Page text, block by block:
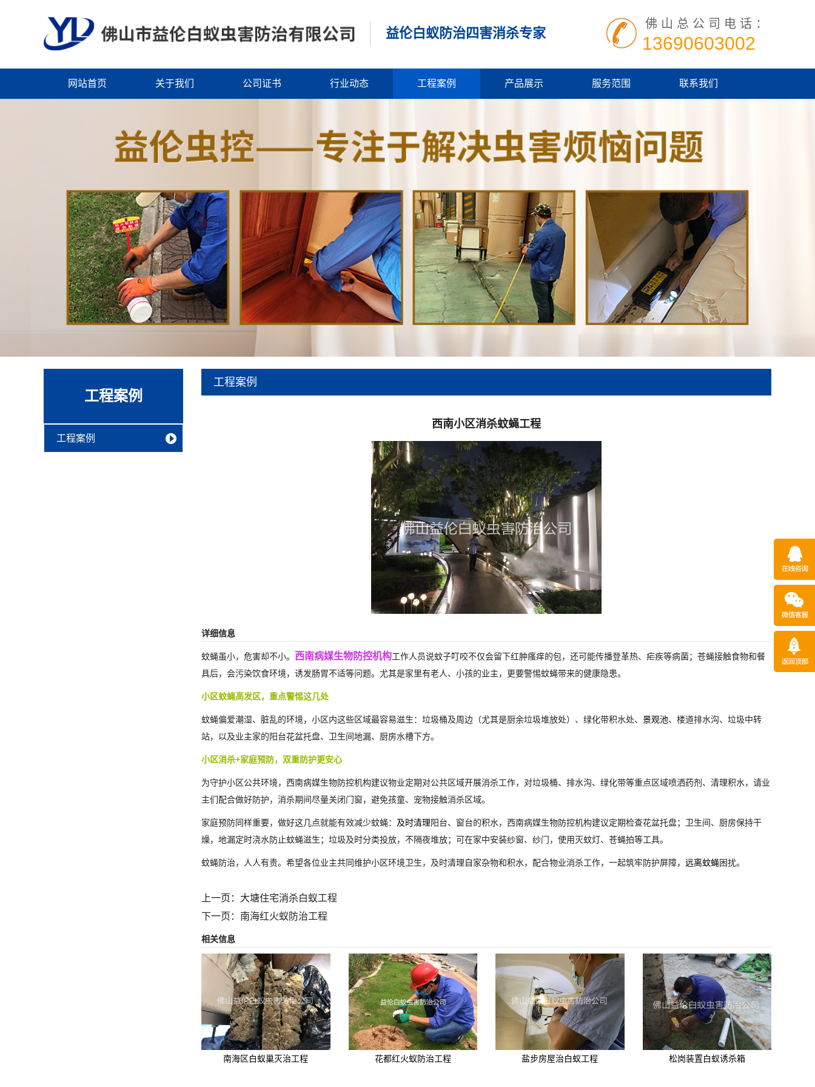
益伦白蚁防治四害消杀专家
佛山总公司电话：
13690603002
网站首页 关于我们 公司证书 行业动态 工程案例 产品展示 服务范围 联系我们
工程案例
工程案例
工程案例
西南小区消杀蚊蝇工程
详细信息
蚊蝇虽小，危害却不小。 西南病媒生物防控机构工作人员说蚊子叮咬不仅会留下红肿瘙痒的包，还可能传播登革热、疟疾等病菌；苍蝇接触食物和餐
具后，会污染饮食环境，诱发肠胃不适等问题。尤其是家里有老人、小孩的业主，更要警惕蚊蝇带来的健康隐患。
小区蚊蝇高发区，重点警惕这几处
蚊蝇偏爱潮湿、脏乱的环境，小区内这些区域最容易滋生：垃圾桶及周边（尤其是厨余垃圾堆放处）、绿化带积水处、 景观池、楼道排水沟、垃圾中转
站，以及业主家的阳台花盆托盘、卫生间地漏、厨房水槽下方。
小区消杀+家庭预防，双重防护更安心
为守护小区公共环境，西南病媒生物防控机构建议物业定期对公共区域开展消杀工作，对垃圾桶、排水沟、绿化带等重点区域喷洒药剂、清理积水，请业
主们配合做好防护，消杀期间尽量关闭门窗，避免孩童、宠物接触消杀区域。
家庭预防同样重要，做好这几点就能有效减少蚊蝇： 及时清理阳台、窗台的积水，西南病媒生物防控机构建议定期检查花盆托盘；卫生间、厨房保持干
燥，地漏定时浇水防止蚊蝇滋生；垃圾及时分类投放，不隔夜堆放；可在家中安装纱窗、纱门，使用灭蚊灯、苍蝇拍等工具。
蚊蝇防治，人人有责。希望各位业主共同维护小区环境卫生，及时清理自家杂物和积水，配合物业消杀工作，一起筑牢防护屏障， 远离蚊蝇困扰。
上一页： 大塘住宅消杀白蚁工程
下一页： 南海红火蚁防治工程
相关信息
南海区白蚁巢灭治工程 花都红火蚁防治工程 盐步房屋治白蚁工程 松岗装置白蚁诱杀箱